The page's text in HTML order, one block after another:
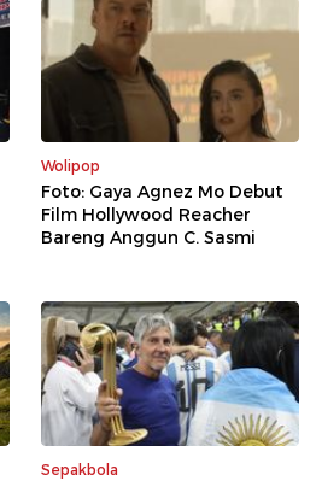
Wolipop
Foto: Gaya Agnez Mo Debut
Film Hollywood Reacher
Bareng Anggun C. Sasmi
Sepakbola